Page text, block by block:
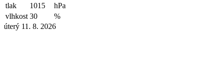
tlak
1015
hPa
vlhkost 30
%
úterý 11. 8. 2026